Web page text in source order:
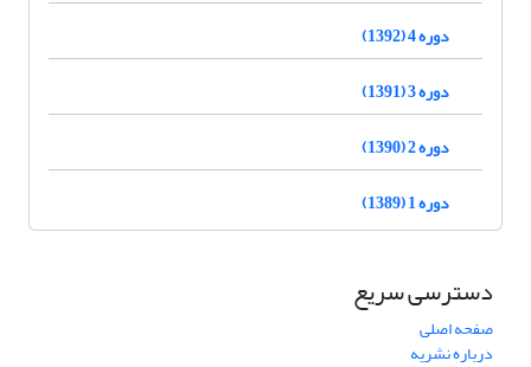
دوره 4 (1392)
دوره 3 (1391)
دوره 2 (1390)
دوره 1 (1389)
دسترسی سریع
صفحه اصلی
درباره نشریه